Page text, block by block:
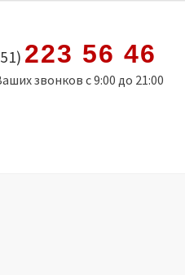
223 56 46
звонков с 9:00 до 21:00